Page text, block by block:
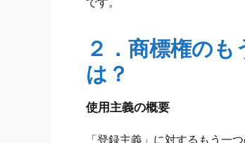
２．商標権の
は？
使用主義の概要
「登録主義」に対するもう一